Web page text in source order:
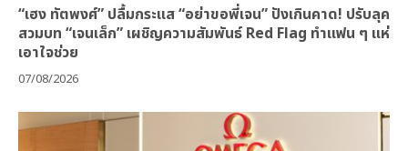
“เฮง ทัตพงศ์” ปลื้มกระแส “อย่าขอพี่เจน” ปังเกินคาด! ปรับลุค
สวมบท “เจนเล็ก” เผชิญความสัมพันธ์ Red Flag ทำแฟน ๆ แห่
เอาใจช่วย
07/08/2026